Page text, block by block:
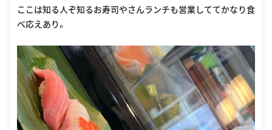
ここは知る人ぞ知るお寿司やさんランチも営業しててかなり食
べ応えあり。